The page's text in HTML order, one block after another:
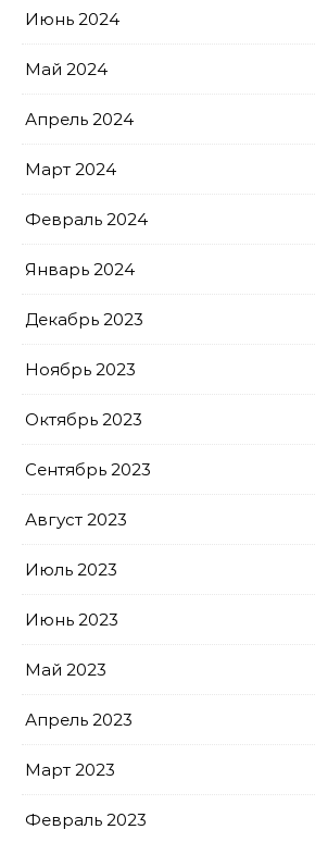
Июнь 2024
Май 2024
Апрель 2024
Март 2024
Февраль 2024
Январь 2024
Декабрь 2023
Ноябрь 2023
Октябрь 2023
Сентябрь 2023
Август 2023
Июль 2023
Июнь 2023
Май 2023
Апрель 2023
Март 2023
Февраль 2023